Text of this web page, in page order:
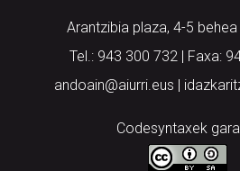
Arantzibia plaza, 4-5 behea
Tel.: 943 300 732 | Faxa:
andoain@aiurri.eus |
Codesyntaxek